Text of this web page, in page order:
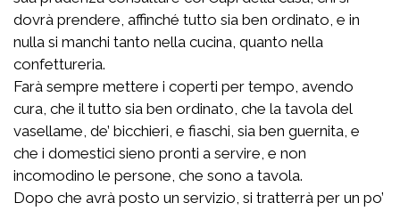
dovrà prendere, affinché tutto sia ben ordinato, e in
nulla si manchi tanto nella cucina, quanto nella
confettureria.
Farà sempre mettere i coperti per tempo, avendo
cura, che il tutto sia ben ordinato, che la tavola del
vasellame, de’ bicchieri, e fiaschi, sia ben guernita, e
che i domestici sieno pronti a servire, e non
incomodino le persone, che sono a tavola.
Dopo che avrà posto un servizio, si tratterrà per un po’